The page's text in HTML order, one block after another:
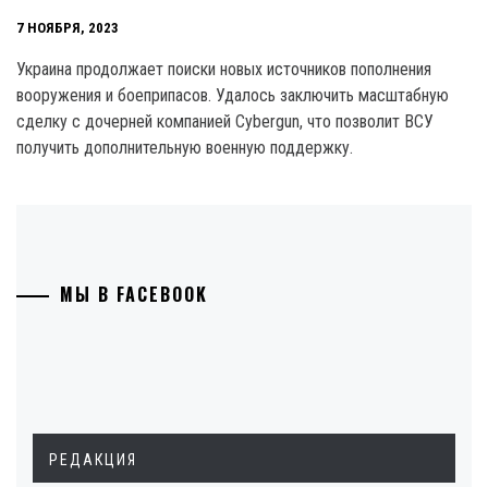
7 НОЯБРЯ, 2023
Украина продолжает поиски новых источников пополнения
вооружения и боеприпасов. Удалось заключить масштабную
сделку с дочерней компанией Cybergun, что позволит ВСУ
получить дополнительную военную поддержку.
МЫ В FACEBOOK
РЕДАКЦИЯ